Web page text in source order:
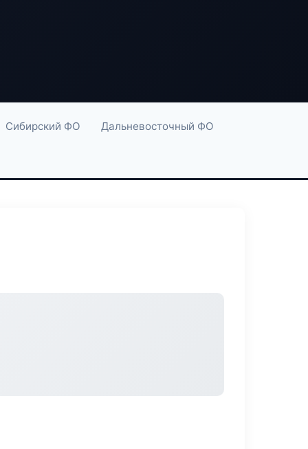
Сибирский ФО Дальневосточный ФО